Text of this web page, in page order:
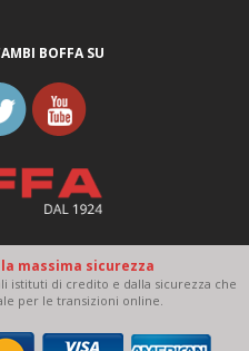
BOFFA SU
massima sicurezza
istituti di credito e dalla sicurezza che
per le transizioni online.